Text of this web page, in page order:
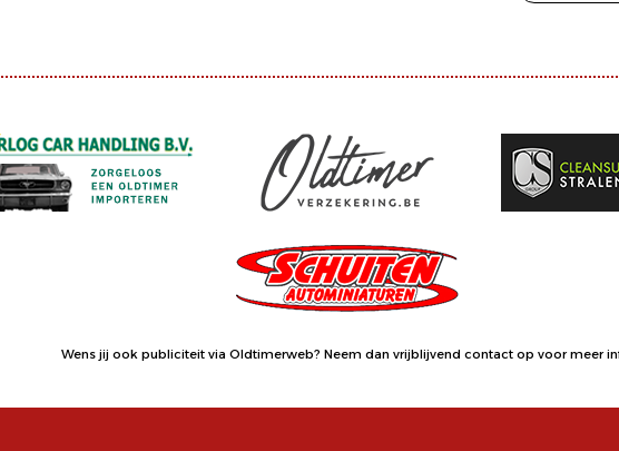
Wens jij ook publiciteit via Oldtimerweb? Neem dan vrijblijvend contact op voor meer